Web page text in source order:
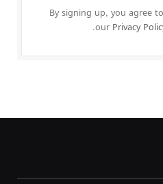
By signing up, you agree
our Privacy